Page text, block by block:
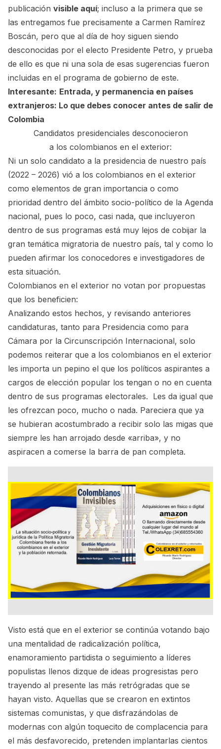
publicación visible aquí; incluso a la primera que se
las entregamos fue precisamente a Carmen Ramírez
Boscán, pero que al día de hoy siguen siendo
desconocidas por el electo Presidente Petro, y prueba
de ello es que ni una sola de esas sugerencias fueron
incluidas en el programa de gobierno de este.
Interesante: Entrada, y permanencia en países
extranjeros: Lo que debes conocer antes de salir de
Colombia
Candidatos presidenciales desconocieron
a los colombianos en el exterior:
Ni un solo candidato a la presidencia de nuestro país
(2022 – 2026) vió a los colombianos en el exterior
como elementos de gran importancia o como
prioridad dentro del ámbito socio-político de la Agenda
nacional, pues lo poco, casi nada, que incluyeron
dentro de sus programas está muy lejos de cobijar la
gran temática migratoria de nuestro país, tal y como lo
pueden afirmar los conocedores e investigadores de
esta situación.
Colombianos en el exterior no votan por propuestas
que los beneficien:
Analizando estos hechos, y revisando anteriores
candidaturas, tanto para Presidencia como para
Cámara por la Circunscripción Internacional, solo
podemos reiterar que a los colombianos en el exterior
les importa un pepino el que los políticos aspirantes a
cargos de elección popular los tengan o no en cuenta
dentro de sus programas electorales. Les da igual que
les ofrezcan poco, mucho o nada. Pareciera que ya
se hubieran acostumbrado a recibir solo las migas que
siempre les han arrojado desde «arriba», y no
aspiracen a comerse la barra de pan completa.
Visto está que en el exterior se continúa votando bajo
una mentalidad de radicalización política,
enamoramiento partidista o seguimiento a líderes
populistas llenos dizque de ideas progresistas pero
trayendo al presente las más retrógradas que se
hayan visto. Aquellas que se crearon en extintos
sistemas comunistas, y que disfrazándolas de
modernas con algún toquecito de complacencia para
el más desfavorecido, pretenden implantarlas cientos